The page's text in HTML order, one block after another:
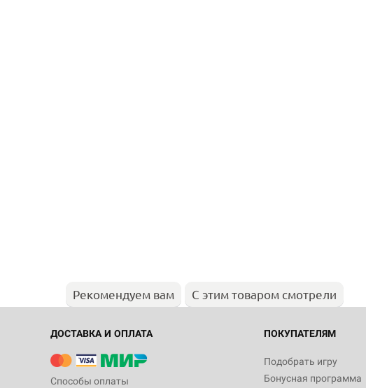
Рекомендуем вам С этим товаром смотрели
ДОСТАВКА И ОПЛАТА
Способы оплаты
ПОКУПАТЕЛЯМ
Подобрать игру
Бонусная программа